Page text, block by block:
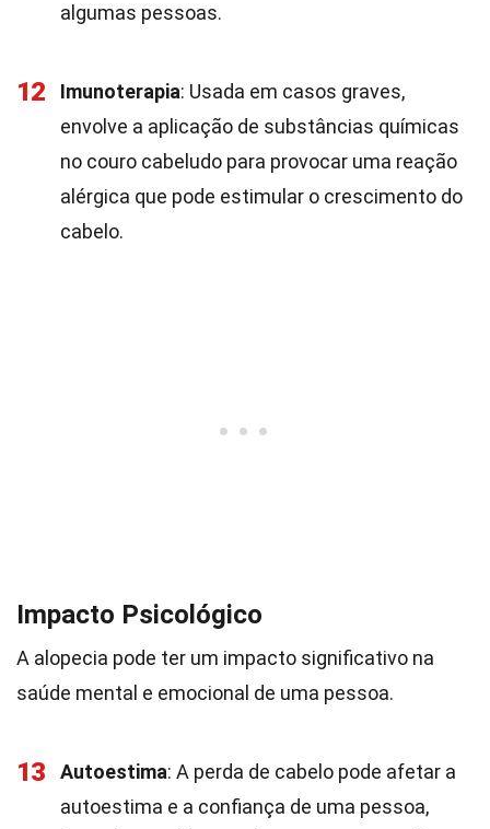
algumas pessoas.
12 Imunoterapia: Usada em casos graves,
envolve a aplicação de substâncias químicas
no couro cabeludo para provocar uma reação
alérgica que pode estimular o crescimento do
cabelo.
Impacto Psicológico
A alopecia pode ter um impacto significativo na
saúde mental e emocional de uma pessoa.
13 Autoestima: A perda de cabelo pode afetar a
autoestima e a confiança de uma pessoa,